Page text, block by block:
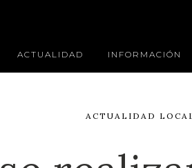
ACTUALIDAD INFORMACIÓN
ACTUALIDAD